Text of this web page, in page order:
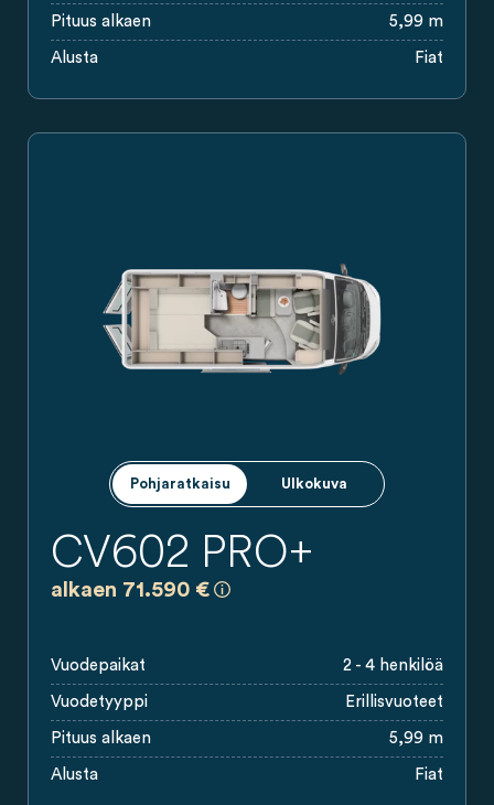
Pituus alkaen 5,99 m
Alusta Fiat
Pohjaratkaisu Ulkokuva
CV602 PRO+
alkaen 71.590 €
Vuodepaikat 2 - 4 henkilöä
Vuodetyyppi Erillisvuoteet
Pituus alkaen 5,99 m
Alusta Fiat